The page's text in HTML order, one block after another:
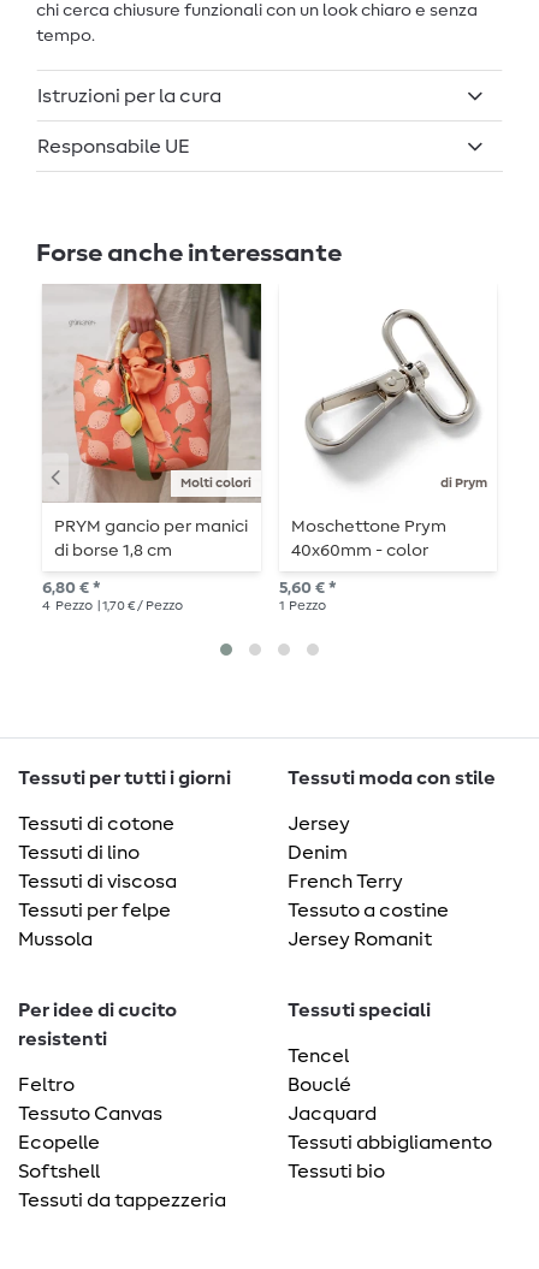
chi cerca chiusure funzionali con un look chiaro e senza
tempo.
Istruzioni per la cura
Responsabile UE
Forse anche interessante
Molti colori
PRYM gancio per manici
di borse 1,8 cm
6,80 € *
4 Pezzo | 1,70 € / Pezzo
di Prym
Moschettone Prym
40x60mm - color
argento - 1 pezzo
5,60 € *
1 Pezzo
Tessuti per tutti i giorni
Tessuti di cotone
Tessuti di lino
Tessuti di viscosa
Tessuti per felpe
Mussola
Tessuti moda con stile
Jersey
Denim
French Terry
Tessuto a costine
Jersey Romanit
Per idee di cucito
resistenti
Feltro
Tessuto Canvas
Ecopelle
Softshell
Tessuti da tappezzeria
Tessuti speciali
Tencel
Bouclé
Jacquard
Tessuti abbigliamento
Tessuti bio